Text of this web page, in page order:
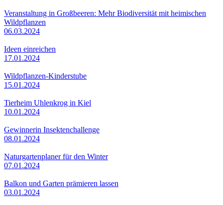
Veranstaltung in Großbeeren: Mehr Biodiversität mit heimischen
Wildpflanzen
06.03.2024
Ideen einreichen
17.01.2024
Wildpflanzen-Kinderstube
15.01.2024
Tierheim Uhlenkrog in Kiel
10.01.2024
Gewinnerin Insektenchallenge
08.01.2024
Naturgartenplaner für den Winter
07.01.2024
Balkon und Garten prämieren lassen
03.01.2024